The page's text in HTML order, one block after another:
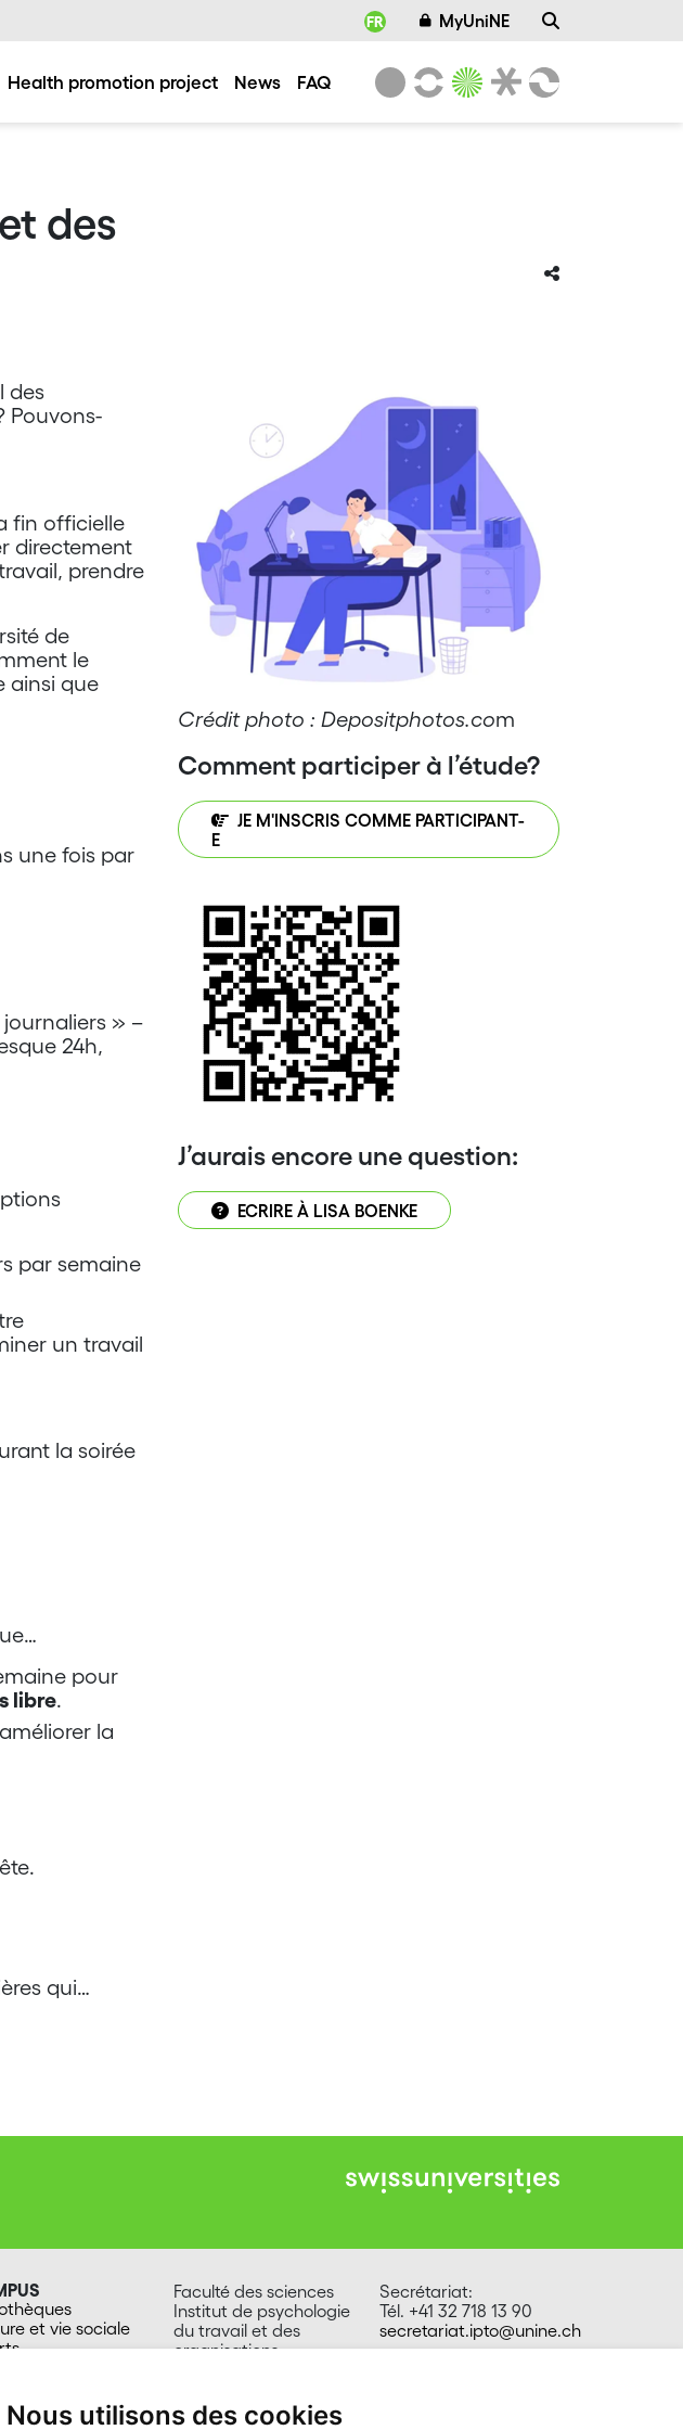
Nous utilisons des cookies
FR MyUniNE
Health promotion project News FAQ
des
des
Pouvons-
fin officielle
directement
prendre
de
le
ainsi que
une fois par
journaliers » –
24h,
par semaine
un travail
la soirée
pour
libre.
la
qui…
Crédit photo : Depositphotos.com
Comment participer à l’étude?
JE M'INSCRIS COMME PARTICIPANT-
E
J’aurais encore une question:
ECRIRE À LISA BOENKE
et vie sociale
Faculté des sciences
Institut de psychologie
du travail et des
organisations
Suisse
Secrétariat:
Tél. +41 32 718 13 90
secretariat.ipto@unine.ch